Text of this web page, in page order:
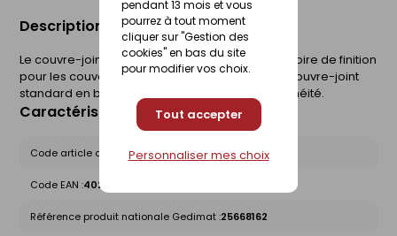
pendant 13 mois et vous
pourrez à tout moment
cliquer sur "Gestion des
cookies" en bas du site
pour modifier vos choix.
Tout accepter
Personnaliser mes choix
Description du produit
Le couvre-joint de pied RHEINZINK est un accessoire de finition
pour les couvertures à tasseaux. Il prolonge le couvre-joint
standard en bas de toiture pour assurer l'étanchéité.
Caractéristiques du produit
Code article chez le fournisseur :11010615
Code EAN :4022436552003
Référence produit nationale Gedimat :25668162